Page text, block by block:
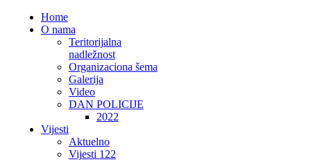
Home
O nama
Teritorijalna
nadležnost
Organizaciona šema
Galerija
Video
DAN POLICIJE
2022
Vijesti
Aktuelno
Vijesti 122